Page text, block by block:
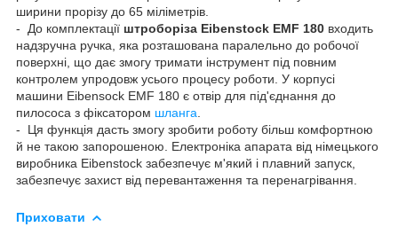
ширини прорізу до 65 міліметрів.
- До комплектації штроборіза Eibenstock EMF 180 входить
надзручна ручка, яка розташована паралельно до робочої
поверхні, що дає змогу тримати інструмент під повним
контролем упродовж усього процесу роботи. У корпусі
машини Eibensock EMF 180 є отвір для під'єднання до
пилососа з фіксатором шланга
- Ця функція дасть змогу зробити роботу більш комфортною
й не такою запорошеною. Електроніка апарата від німецького
виробника Eibenstock забезпечує м'який і плавний запуск,
забезпечує захист від перевантаження та перенагрівання.
Приховати